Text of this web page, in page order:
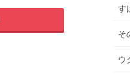
す
そ
ウ